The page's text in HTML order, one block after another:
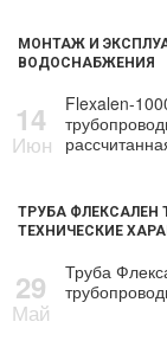
МОНТАЖ И
ВОДОСНАБЖЕНИЯ
14
Июн
Flexalen-
ТРУБА ФЛЕКСАЛЕН
ТЕХНИЧЕСКИЕ
29
Май
Труба